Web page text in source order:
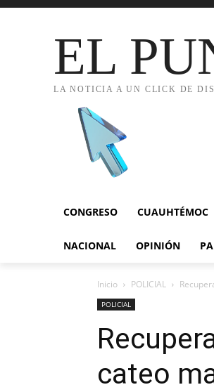
EL
LA NOTICIA A UN CLICK DE
CONGRESO CUAUHTÉMOC
NACIONAL OPINIÓN
Inicio POLICIAL
POLICIAL
cateo